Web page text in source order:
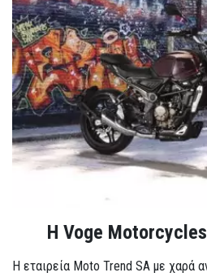
H Voge
Η εταιρεία Moto Trend SA με χαρά